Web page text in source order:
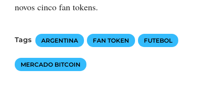
novos cinco fan tokens.
Tags ARGENTINA FAN TOKEN FUTEBOL
MERCADO BITCOIN